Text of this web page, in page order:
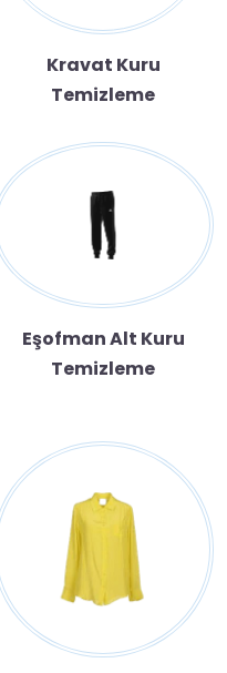
Kravat Kuru
Temizleme
Eşofman Alt Kuru
Temizleme